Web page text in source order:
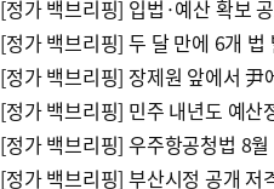
[정가 백브리핑] 입법·예산 확보
[정가 백브리핑] 장제원 앞에서
[정가 백브리핑] 민주 내년도 예산
[정가 백브리핑] 부산시정 공개